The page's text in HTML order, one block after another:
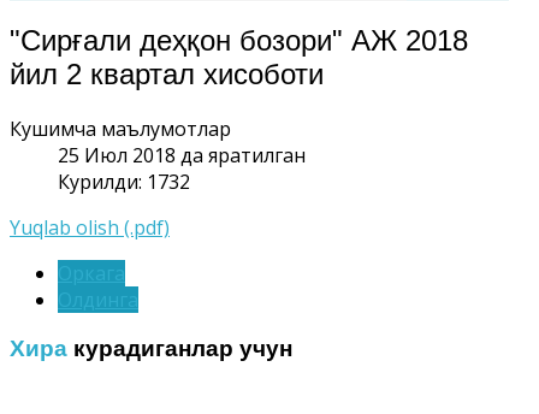
"Сирғали деҳқон бозори" АЖ 2018
йил 2 квартал хисоботи
Кушимча маълумотлар
25 Июл 2018 да яратилган
Курилди: 1732
Yuqlab olish (.pdf)
Хира курадиганлар учун